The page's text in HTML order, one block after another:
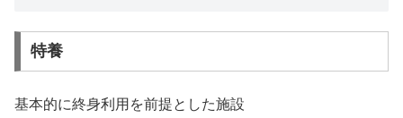
特養
基本的に終身利用を前提とした施設